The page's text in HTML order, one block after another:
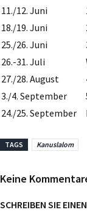
11./12. Juni
18./19. Juni
25./26. Juni
26.-31. Juli
27./28. August
3./4. September
24./25. September
TAGS Kanuslalom
Keine
SCHREIBEN SIE